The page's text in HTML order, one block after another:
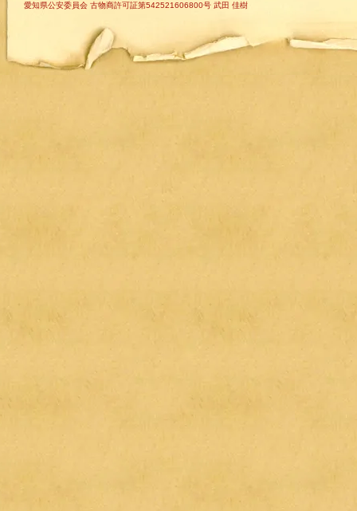
愛知県公安委員会 古物商許可証第542521606800号 武田 佳樹